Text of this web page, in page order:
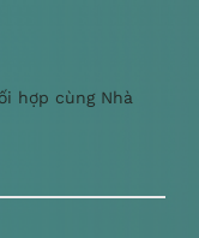
hợp cùng Nhà